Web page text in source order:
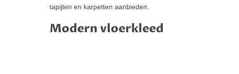
tapijten en karpetten aanbieden.
Modern vloerkleed